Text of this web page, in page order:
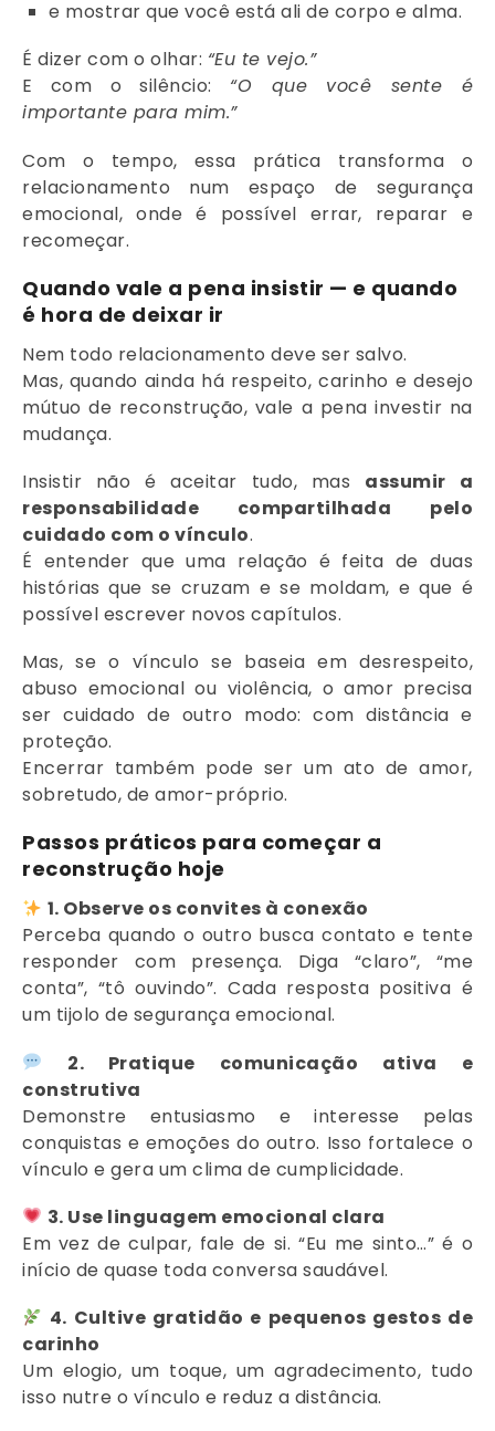
e mostrar que você está ali de corpo e alma.
É dizer com o olhar: “Eu te vejo.”
E com o silêncio: “O que você sente é
importante para mim.”
Com o tempo, essa prática transforma o
relacionamento num espaço de segurança
emocional, onde é possível errar, reparar e
recomeçar.
Quando vale a pena insistir — e quando
é hora de deixar ir
Nem todo relacionamento deve ser salvo.
Mas, quando ainda há respeito, carinho e desejo
mútuo de reconstrução, vale a pena investir na
mudança.
Insistir não é aceitar tudo, mas assumir a
responsabilidade compartilhada pelo
cuidado com o vínculo.
É entender que uma relação é feita de duas
histórias que se cruzam e se moldam, e que é
possível escrever novos capítulos.
Mas, se o vínculo se baseia em desrespeito,
abuso emocional ou violência, o amor precisa
ser cuidado de outro modo: com distância e
proteção.
Encerrar também pode ser um ato de amor,
sobretudo, de amor-próprio.
Passos práticos para começar a
reconstrução hoje
1. Observe os convites à conexão
Perceba quando o outro busca contato e tente
responder com presença. Diga “claro”, “me
conta”, “tô ouvindo”. Cada resposta positiva é
um tijolo de segurança emocional.
2. Pratique comunicação ativa e
construtiva
Demonstre entusiasmo e interesse pelas
conquistas e emoções do outro. Isso fortalece o
vínculo e gera um clima de cumplicidade.
3. Use linguagem emocional clara
Em vez de culpar, fale de si. “Eu me sinto…” é o
início de quase toda conversa saudável.
4. Cultive gratidão e pequenos gestos de
carinho
Um elogio, um toque, um agradecimento, tudo
isso nutre o vínculo e reduz a distância.